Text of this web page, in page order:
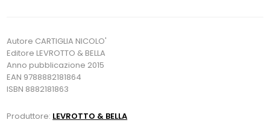
Autore CARTIGLIA NICOLO'
Editore LEVROTTO & BELLA
Anno pubblicazione 2015
EAN 9788882181864
ISBN 8882181863
Produttore: LEVROTTO & BELLA